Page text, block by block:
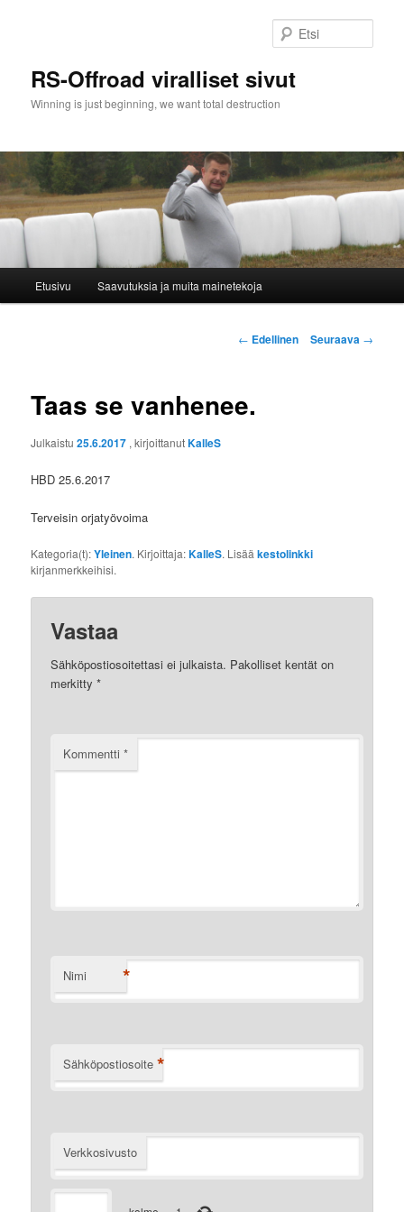
RS-Offroad viralliset sivut
Winning is just beginning, we want total destruction
Etusivu Saavutuksia ja muita mainetekoja
Artikkelien
← Edellinen Seuraava →
Taas se vanhenee.
Julkaistu25.6.2017 , kirjoittanutKalleS
HBD 25.6.2017
Terveisin orjatyövoima
Kategoria(t):Yleinen. Kirjoittaja:KalleS. Lisääkestolinkki
kirjanmerkkeihisi.
Vastaa
Sähköpostiosoitettasi ei julkaista. Pakolliset kentät on
merkitty*
Kommentti*
Nimi *
Sähköpostiosoite *
Verkkosivusto